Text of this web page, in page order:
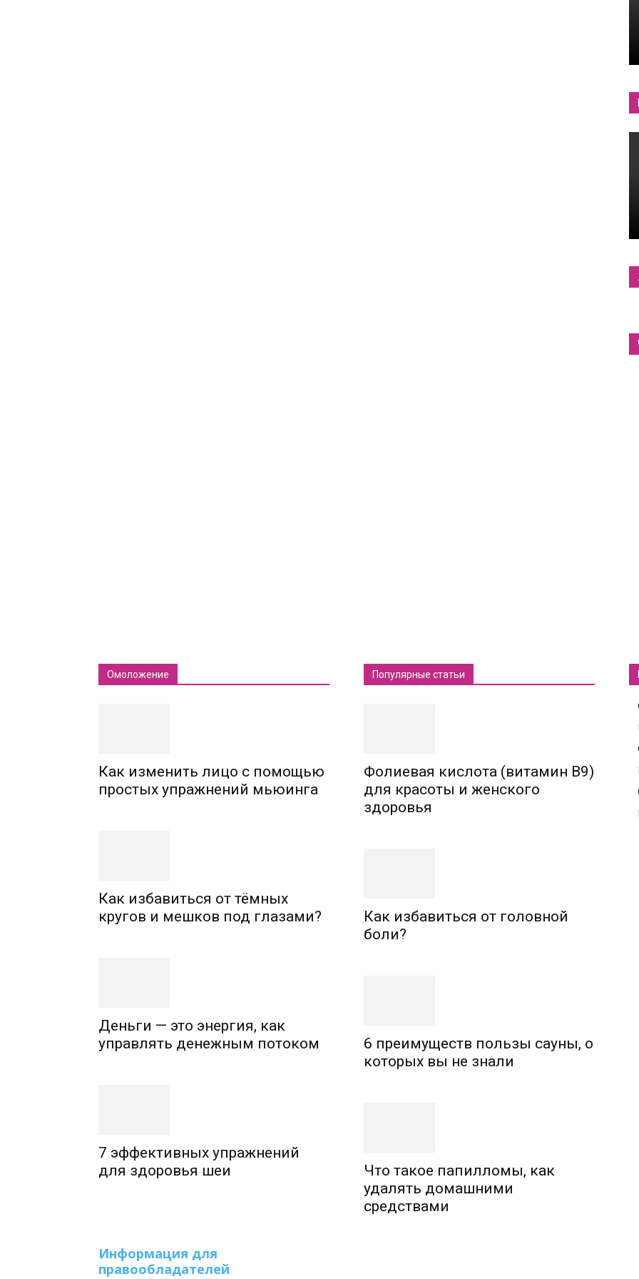
Омоложение
Как изменить лицо с помощью
простых упражнений мьюинга
Как избавиться от тёмных
кругов и мешков под глазами?
Деньги — это энергия, как
управлять денежным потоком
7 эффективных упражнений
для здоровья шеи
Информация для
правообладателей
Популярные статьи
Фолиевая кислота (витамин В9)
для красоты и женского
здоровья
Как избавиться от головной
боли?
6 преимуществ пользы сауны, о
которых вы не знали
Что такое папилломы, как
удалять домашними
средствами